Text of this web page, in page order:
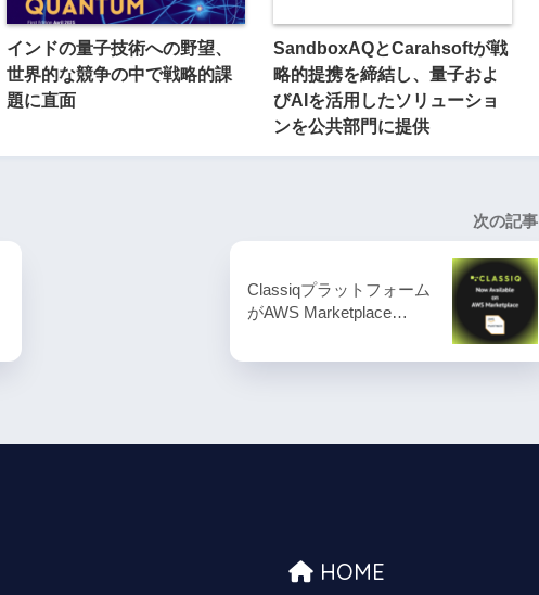
インドの量子技術への野望、
世界的な競争の中で戦略的課
題に直面
SandboxAQとCarahsoftが戦
略的提携を締結し、量子およ
びAIを活用したソリューショ
ンを公共部門に提供
次の記事
Classiqプラットフォーム
がAWS Marketplace…
HOME